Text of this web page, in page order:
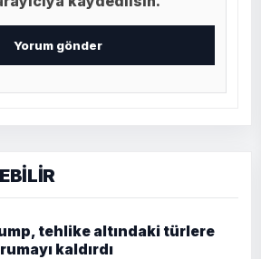
tehlike altındaki türlere
kaldırdı